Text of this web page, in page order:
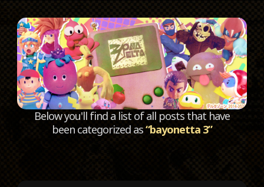
Below you'll find a list of all posts that have
been categorized as“bayonetta 3”